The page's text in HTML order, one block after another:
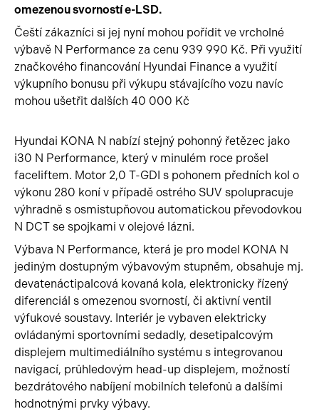
omezenou svorností e-LSD.
Čeští zákazníci si jej nyní mohou pořídit ve vrcholné
výbavě N Performance za cenu 939 990 Kč. Při využití
značkového financování Hyundai Finance a využití
výkupního bonusu při výkupu stávajícího vozu navíc
mohou ušetřit dalších 40 000 Kč
Hyundai KONA N nabízí stejný pohonný řetězec jako
i30 N Performance, který v minulém roce prošel
faceliftem. Motor 2,0 T-GDI s pohonem předních kol o
výkonu 280 koní v případě ostrého SUV spolupracuje
výhradně s osmistupňovou automatickou převodovkou
N DCT se spojkami v olejové lázni.
Výbava N Performance, která je pro model KONA N
jediným dostupným výbavovým stupněm, obsahuje mj.
devatenáctipalcová kovaná kola, elektronicky řízený
diferenciál s omezenou svorností, či aktivní ventil
výfukové soustavy. Interiér je vybaven elektricky
ovládanými sportovními sedadly, desetipalcovým
displejem multimediálního systému s integrovanou
navigací, průhledovým head-up displejem, možností
bezdrátového nabíjení mobilních telefonů a dalšími
hodnotnými prvky výbavy.